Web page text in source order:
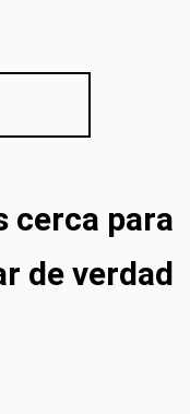
cerca para
de verdad